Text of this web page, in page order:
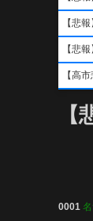
【悲
【悲
【高
0001